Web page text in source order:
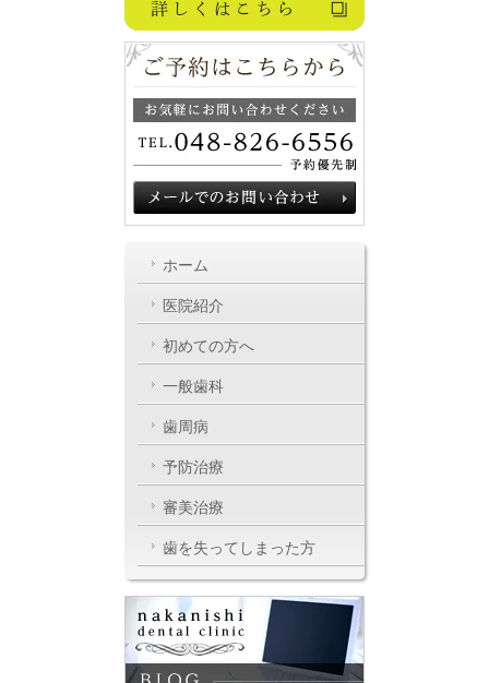
ホーム
医院紹介
初めての方へ
一般歯科
歯周病
予防治療
審美治療
歯を失ってしまった方